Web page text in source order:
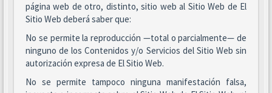
página web de otro, distinto, sitio web al Sitio Web de El
Sitio Web deberá saber que:
No se permite la reproducción —total o parcialmente— de
ninguno de los Contenidos y/o Servicios del Sitio Web sin
autorización expresa de El Sitio Web.
No se permite tampoco ninguna manifestación falsa,